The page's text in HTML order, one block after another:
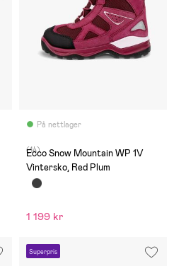
På nettlager
(14)
Ecco Snow Mountain WP 1V
Vintersko, Red Plum
1 199 kr
Superpris